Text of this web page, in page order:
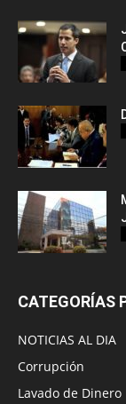
CATEGORÍAS
NOTICIAS AL DIA
Corrupción
Lavado de Dinero